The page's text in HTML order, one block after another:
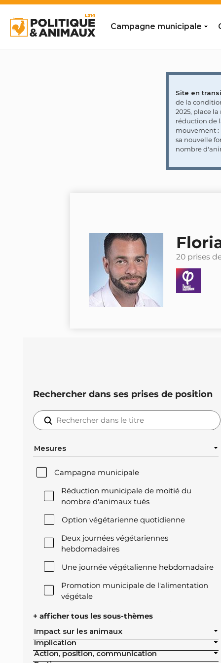
Campagne municipale
Site en
de la
2025, place
réduction de
mouvement :
sa nouvelle
nombre
20 prises
Rechercher dans ses prises de position
Mesures
Campagne municipale
Réduction municipale de moitié du
nombre d'animaux tués
Option végétarienne quotidienne
Deux journées végétariennes
hebdomadaires
Une journée végétalienne hebdomadaire
Promotion municipale de l'alimentation
végétale
Offre végétale lors des réceptions
Exclusion de l'élevage intensif des achats
publics de la ville
+ afficher tous les sous-thèmes
Impact sur les animaux
Implication
Action, position, communication